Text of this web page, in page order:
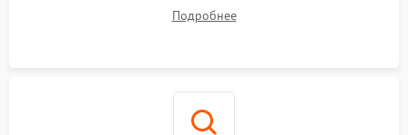
Подробнее